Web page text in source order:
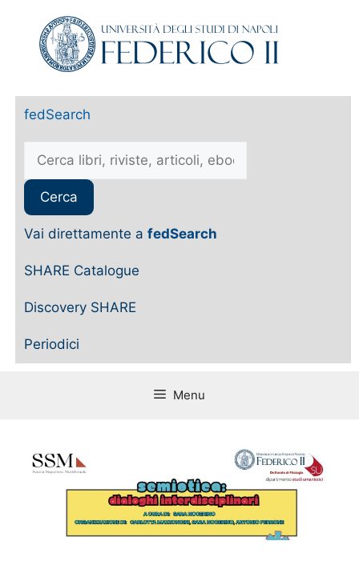
fedSearch
Vai direttamente a fedSearch
SHARE Catalogue
Discovery SHARE
Periodici
Menu